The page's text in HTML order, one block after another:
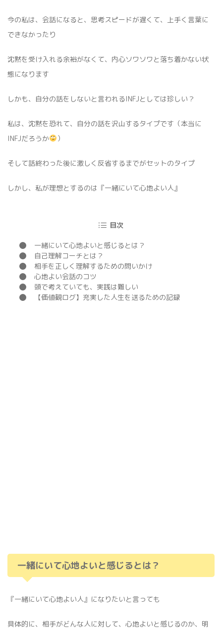
今の私は、会話になると、思考スピードが遅くて、上手く言葉に
できなかったり
沈黙を受け入れる余裕がなくて、内心ソワソワと落ち着かない状
態になります
しかも、自分の話をしないと言われるINFJとしては珍しい？
私は、沈黙を恐れて、自分の話を沢山するタイプです（本当に
INFJだろうか
）
そして話終わった後に激しく反省するまでがセットのタイプ
しかし、私が理想とするのは『一緒にいて心地よい人』
目次
一緒にいて心地よいと感じるとは？
自己理解コーチとは？
相手を正しく理解するための問いかけ
心地よい会話のコツ
頭で考えていても、実践は難しい
【価値観ログ】充実した人生を送るための記録
一緒にいて心地よいと感じるとは？
『一緒にいて心地よい人』になりたいと言っても
具体的に、相手がどんな人に対して、心地よいと感じるのか、明